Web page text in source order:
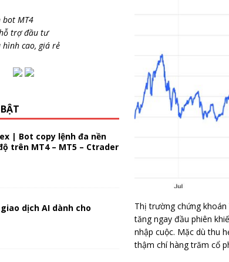
Thị trường chứng khoán
tăng ngay đầu phiên
nhập cuộc. Mặc dù thu
thậm chí hàng trăm cổ
MT4
trợ đầu tư
hình cao, giá rẻ
| Bot copy lệnh đa nền
trên MT4 – MT5 – Ctrader
dịch AI dành cho